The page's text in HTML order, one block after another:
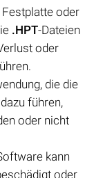
oder
.HPT-Dateien
oder
die die
führen,
oder nicht
kann
oder